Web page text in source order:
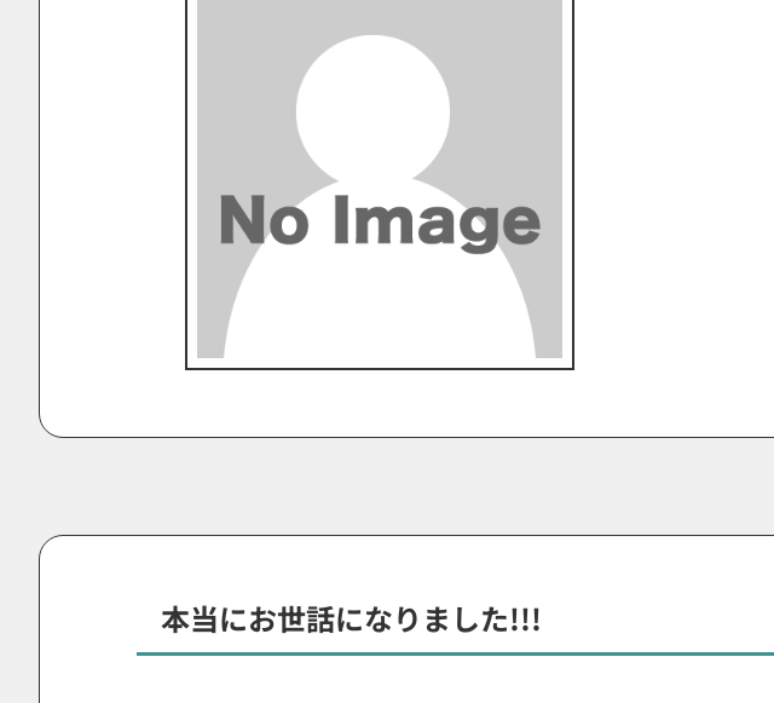
本当にお世話になりました!!!